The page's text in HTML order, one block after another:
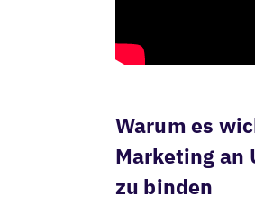
Warum es
Marketing an
zu binden